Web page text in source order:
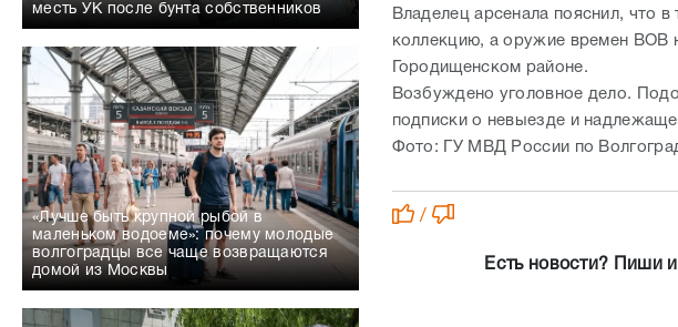
месть УК после бунта собственников
«Лучше быть крупной рыбой в
маленьком водоеме»: почему молодые
волгоградцы все чаще возвращаются
домой из Москвы
Владелец арсенала пояснил, что
коллекцию, а оружие времен ВОВ
Городищенском районе.
Возбуждено уголовное дело.
подписки о невыезде и
Фото: ГУ МВД России по
/
Есть новости? Пиши